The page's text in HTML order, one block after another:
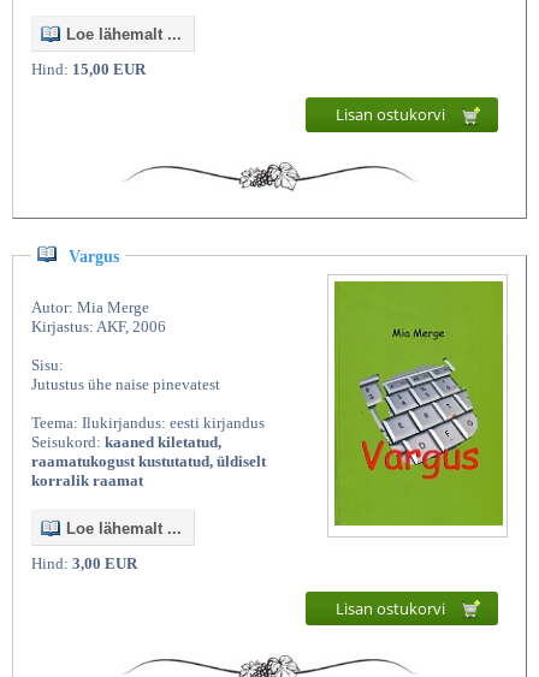
Loe lähemalt ...
Hind: 15,00 EUR
Lisan ostukorvi
Vargus
Autor: Mia Merge
Kirjastus: AKF, 2006
Sisu:
Jutustus ühe naise pinevatest
Teema: Ilukirjandus: eesti kirjandus
Seisukord: kaaned kiletatud,
raamatukogust kustutatud, üldiselt
korralik raamat
Loe lähemalt ...
Hind: 3,00 EUR
Lisan ostukorvi